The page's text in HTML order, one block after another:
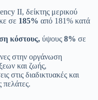
II, δείκτης μερικού
σε 185% από 181% κατά
κόστους, ύψους 8% σε
στην οργάνωση
και ζωής,
στις διαδικτυακές και
πελάτες.